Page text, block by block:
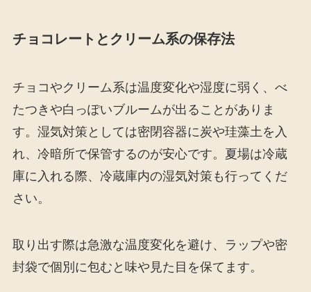
チョコレートとクリーム系の保存法
チョコやクリーム系は温度変化や湿度に弱く、べ
たつきや白っぽいブルームが出ることがありま
す。湿気対策としては密閉容器に炭や珪藻土を入
れ、冷暗所で保管するのが安心です。夏場は冷蔵
庫に入れる際、冷蔵庫内の湿気対策も行ってくだ
さい。
取り出す際は急激な温度変化を避け、ラップや密
封袋で個別に包むと味や見た目を保てます。